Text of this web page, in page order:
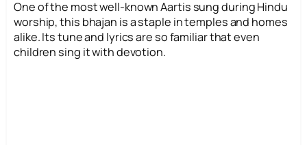
One of the most well-known Aartis sung during Hindu
worship, this bhajan is a staple in temples and homes
alike. Its tune and lyrics are so familiar that even
children sing it with devotion.